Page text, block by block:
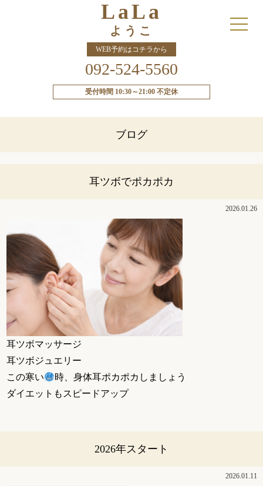
LaLa
ようこ
WEB予約はコチラから
092-524-5560
受付時間 10:30～21:00 不定休
ブログ
耳ツボでポカポカ
2026.01.26
耳ツボマッサージ
耳ツボジュエリー
この寒い
時、身体耳ポカポカしましょう
ダイエットもスピードアップ
2026年スタート
2026.01.11